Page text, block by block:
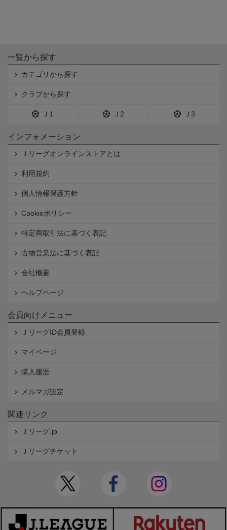
一覧から探す
カテゴリから探す
クラブから探す
Ｊ1 Ｊ2 Ｊ3
インフォメーション
Ｊリーグオンラインストアとは
利用規約
個人情報保護方針
Cookieポリシー
特定商取引法に基づく表記
古物営業法に基づく表記
会社概要
ヘルプページ
会員向けメニュー
ＪリーグID会員登録
マイページ
購入履歴
メルマガ設定
関連リンク
Ｊリーグ.jp
Ｊリーグチケット